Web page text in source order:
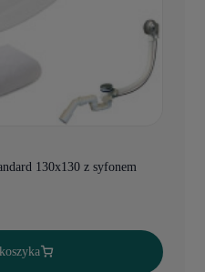
130x130 z syfonem